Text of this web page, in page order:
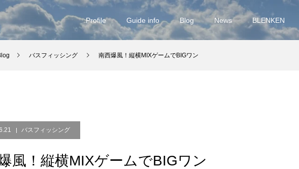
Profile Guide info Blog News BLENKEN
バスフィッシング 南西爆風！縦横MIXゲームでBIGワン
バスフィッシング
風！縦横MIXゲームでBIGワン